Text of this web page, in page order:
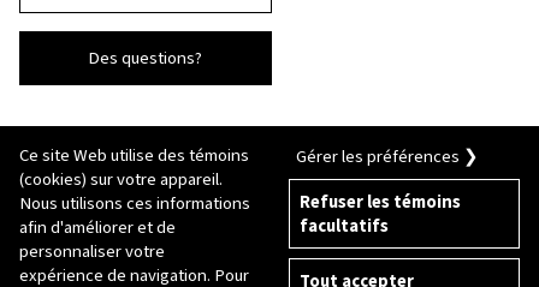
Des questions?
© 2026 Université Laval
Tous droits réservés
Conditions générales d'utilisation
Fraude en ligne
Ce site Web utilise des témoins
(cookies) sur votre appareil.
Nous utilisons ces informations
afin d'améliorer et de
personnaliser votre
expérience de navigation. Pour
Gérer les préférences ❯
Refuser les témoins
facultatifs
Tout accepter